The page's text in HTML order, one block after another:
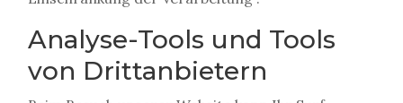
Analyse-Tools und Tools
von Drittanbietern